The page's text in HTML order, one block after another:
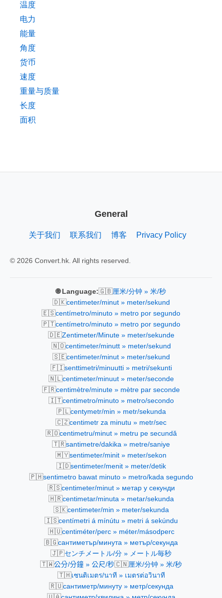
温度
电力
能量
角度
货币
速度
重量与质量
长度
面积
General
关于我们 联系我们 博客 Privacy Policy
© 2026 Convert.hk. All rights reserved.
🌐 Language:🇬🇧厘米/分钟 » 米/秒
🇩🇰centimeter/minut » meter/sekund
🇪🇸centímetro/minuto » metro por segundo
🇵🇹centímetro/minuto » metro por segundo
🇩🇪Zentimeter/Minute » meter/sekunde
🇳🇴centimeter/minutt » meter/sekund
🇸🇪centimeter/minut » meter/sekund
🇫🇮senttimetri/minuutti » metri/sekunti
🇳🇱centimeter/minuut » meter/seconde
🇫🇷centimètre/minute » mètre par seconde
🇮🇹centimetro/minuto » metro/secondo
🇵🇱centymetr/min » metr/sekunda
🇨🇿centimetr za minutu » metr/sec
🇷🇴centimetru/minut » metru pe secundă
🇹🇷santimetre/dakika » metre/saniye
🇲🇾sentimeter/minit » meter/sekon
🇮🇩sentimeter/menit » meter/detik
🇵🇭sentimetro bawat minuto » metro/kada segundo
🇷🇸centimeter/minut » метар у секунди
🇭🇷centimetar/minuta » metar/sekunda
🇸🇰centimeter/min » meter/sekunda
🇮🇸centímetri á mínútu » metri á sekúndu
🇭🇺centiméter/perc » méter/másodperc
🇧🇬сантиметър/минута » метър/секунда
🇯🇵センチメートル/分 » メートル毎秒
🇹🇼公分/分鐘 » 公尺/秒🇨🇳厘米/分钟 » 米/秒
🇹🇭เซนติเมตร/นาที » เมตรต่อวินาที
🇷🇺сантиметр/минуту » метр/секунда